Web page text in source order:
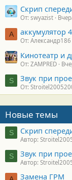
Скрип
От: swyazist
А аккумулятор
От: Александр186
Кинотеатр и
От: ZAMPRED
S Звук при
От:
Новые темы
S Скрип
Автор:
S Звук при
Автор:
Замена ГРМ